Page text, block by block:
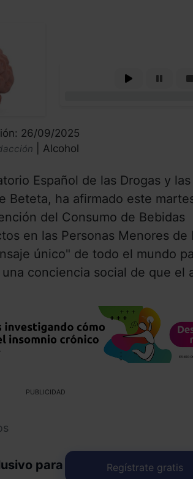
26/09/2025
| Alcohol
Español de las Drogas y las
Beteta, ha afirmado este
del Consumo de Bebidas
en las Personas Menores de
único" de todo el mundo
conciencia social de que el
PUBLICIDAD
para
Regístrate gratis